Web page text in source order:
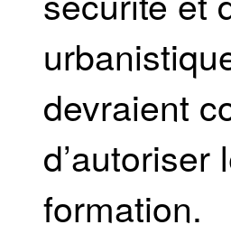
devraient
d’autoriser
formation.